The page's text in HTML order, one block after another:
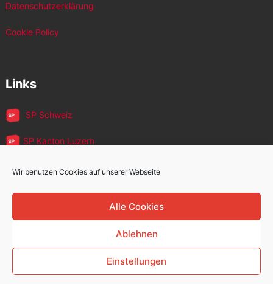
Wir benutzen Cookies auf unserer Webseite
Alle Cookies
Ablehnen
Einstellungen
Datenschutzerklärung
Cookie Policy
Links
SP Schweiz
SP Kanton Luzern
JUSO Luzern
SP MigrantInnen
SP 60+
Sozialdemokratische Partei KriensCopyright © 2026.